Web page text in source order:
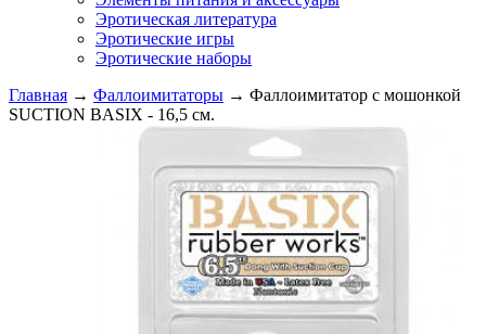
Эротическая литература
Эротические игры
Эротические наборы
Главная → Фаллоимитаторы → Фаллоимитатор с мошонкой
SUCTION BASIX - 16,5 см.